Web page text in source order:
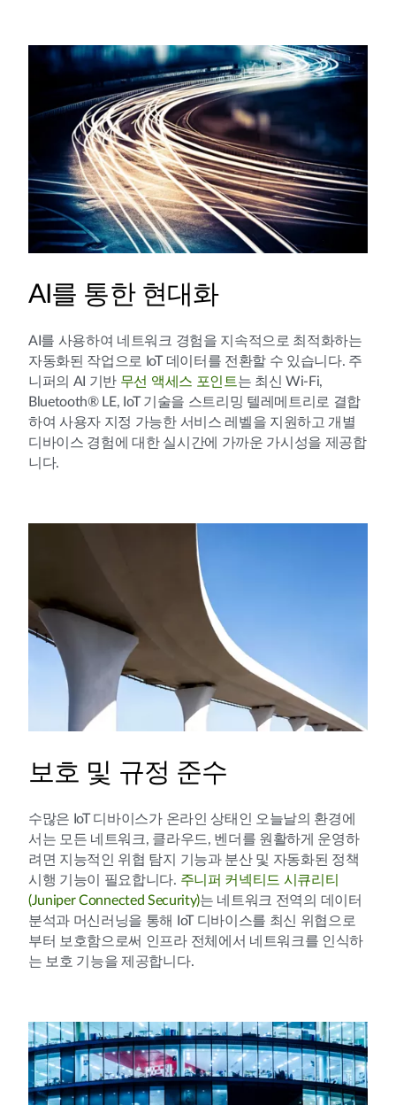
AI를 통한 현대화
AI를 사용하여 네트워크 경험을 지속적으로 최적화하는
자동화된 작업으로 IoT 데이터를 전환할 수 있습니다. 주
니퍼의 AI 기반 무선 액세스 포인트는 최신 Wi-Fi,
Bluetooth® LE, IoT 기술을 스트리밍 텔레메트리로 결합
하여 사용자 지정 가능한 서비스 레벨을 지원하고 개별
디바이스 경험에 대한 실시간에 가까운 가시성을 제공합
니다.
보호 및 규정 준수
수많은 IoT 디바이스가 온라인 상태인 오늘날의 환경에
서는 모든 네트워크, 클라우드, 벤더를 원활하게 운영하
려면 지능적인 위협 탐지 기능과 분산 및 자동화된 정책
시행 기능이 필요합니다. 주니퍼 커넥티드 시큐리티
(Juniper Connected Security)는 네트워크 전역의 데이터
분석과 머신러닝을 통해 IoT 디바이스를 최신 위협으로
부터 보호함으로써 인프라 전체에서 네트워크를 인식하
는 보호 기능을 제공합니다.